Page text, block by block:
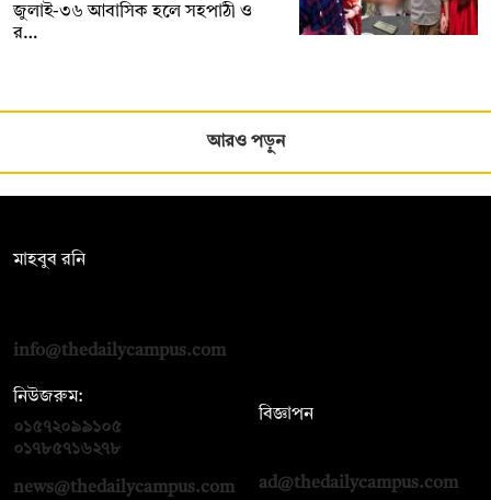
জুলাই-৩৬ আবাসিক হলে সহপাঠী ও
র…
আরও পড়ুন
মাহবুব রনি
info@thedailycampus.com
নিউজরুম:
০১৫৭২০৯৯১০৫
০১৭৮৫৭১৬২৭৮
news@thedailycampus.com
বিজ্ঞাপন
ad@thedailycampus.com